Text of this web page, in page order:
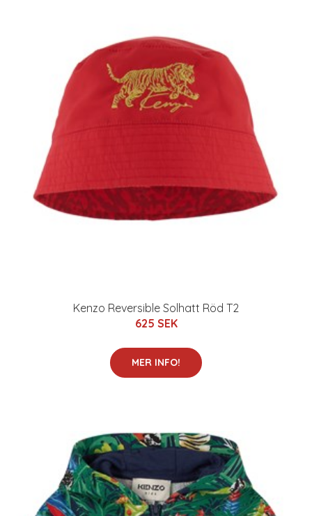
Kenzo Reversible Solhatt Röd T2
625 SEK
MER INFO!